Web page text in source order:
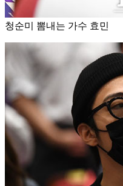
청순미 뽐내는 가수 효민